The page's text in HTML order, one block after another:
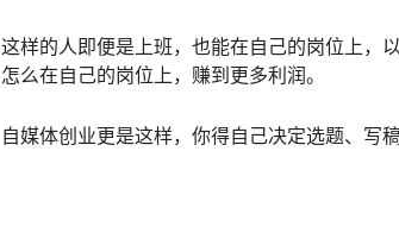
这样的人即便是上班，也能在自己的岗位上，
怎么在自己的岗位上，赚到更多利润。
自媒体创业更是这样，你得自己决定选题、写